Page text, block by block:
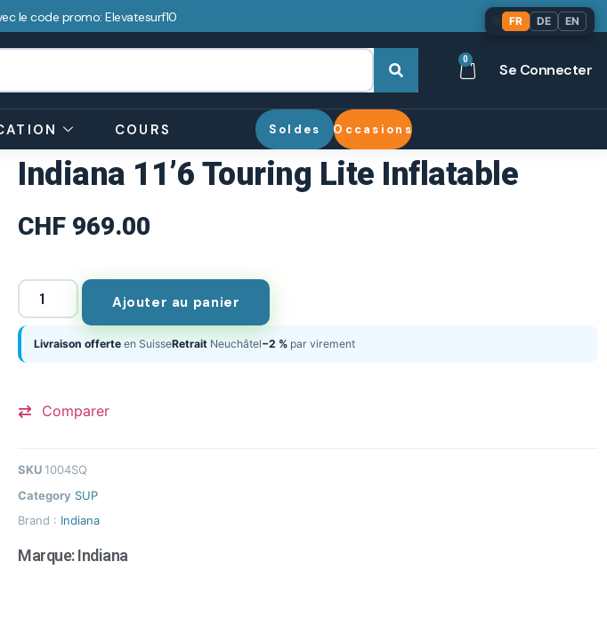
le code promo: Elevatesurf10
0
Se Connecter
COURS Soldes Occasions
Indiana 11’6 Touring Lite Inflatable
CHF 969.00
Ajouter au panier
Livraison offerte en SuisseRetrait Neuchâtel−2 % par virement
Comparer
SKU 1004SQ
Category SUP
Brand : Indiana
Marque:Indiana
FR DE EN